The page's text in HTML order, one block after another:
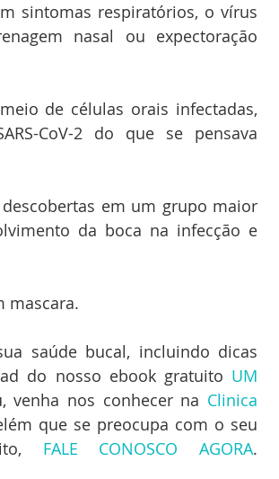
sintomas respiratórios, o vírus
nasal ou expectoração
de células orais infectadas,
CoV-2 do que se pensava
em um grupo maior
da boca na infecção e
mascara.
saúde bucal, incluindo dicas
do nosso ebook gratuito UM
venha nos conhecer na Clinica
que se preocupa com o seu
FALE CONOSCO AGORA.